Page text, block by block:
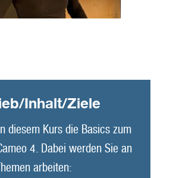
Inhalt/Ziele
diesem Kurs die Basics zum
4. Dabei werden Sie an
arbeiten: